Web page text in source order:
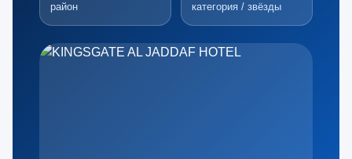
район категория / звёзды